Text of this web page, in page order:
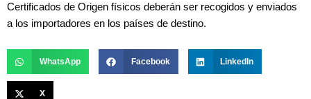
Certificados de Origen físicos deberán ser recogidos y enviados
a los importadores en los países de destino.
WhatsApp Facebook LinkedIn
X